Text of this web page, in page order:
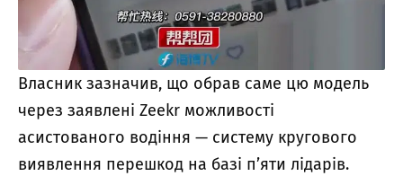
Власник зазначив, що обрав саме цю модель
через заявлені Zeekr можливості
асистованого водіння — систему кругового
виявлення перешкод на базі п’яти лідарів.